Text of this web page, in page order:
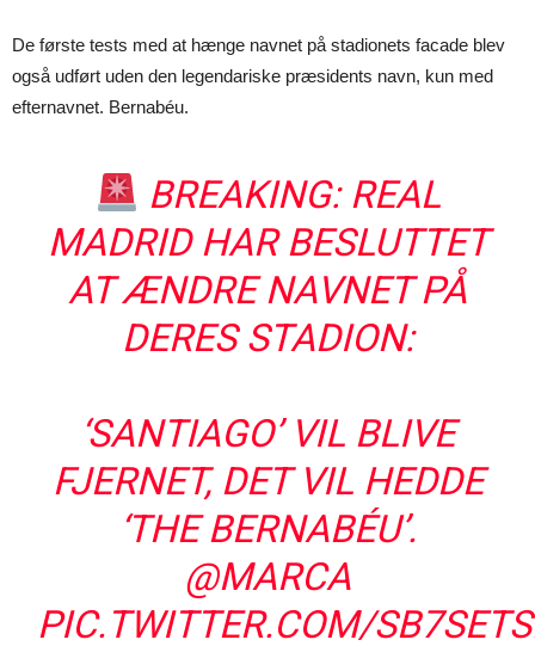
De første tests med at hænge navnet på stadionets facade blev
også udført uden den legendariske præsidents navn, kun med
efternavnet. Bernabéu.
BREAKING: REAL
MADRID HAR BESLUTTET
AT ÆNDRE NAVNET PÅ
DERES STADION:
‘SANTIAGO’ VIL BLIVE
FJERNET, DET VIL HEDDE
‘THE BERNABÉU’.
@MARCA
PIC.TWITTER.COM/